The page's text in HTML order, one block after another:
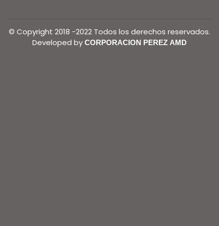
© Copyright 2018 -2022 Todos los derechos reservados.
Developed by CORPORACION PEREZ AMD